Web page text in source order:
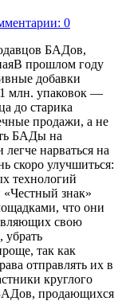
0
БАДов,
прошлом году
добавки
млн. упаковок —
до старика
продажи, а не
БАДы на
нарваться на
скоро улучшиться:
технологий
знак»
что они
свою
убрать
так как
отправлять их в
круглого
продающихся